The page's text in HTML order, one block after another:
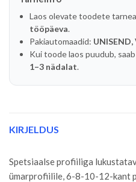
Laos olevate toodete
tööpäeva.
Pakiautomaadid:
Kui toode laos puudub,
1–3 nädalat.
KIRJELDUS
Spetsiaalse profiiliga
ümarprofiilile, 6-8-10-12-kant